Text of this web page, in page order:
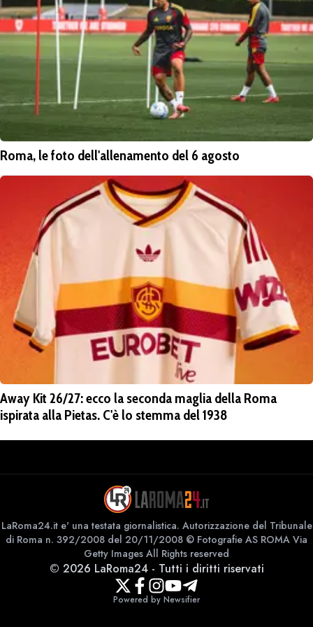
Roma, le foto dell'allenamento del 6 agosto
Away Kit 26/27: ecco la seconda maglia della Roma
ispirata alla Pietas. C'è lo stemma del 1938
LaRoma24.it e' una testata giornalistica. Autorizzazione del Tribunale
di Roma n. 392/2008 del 20/11/2008 © Fotografie AS ROMA Via
Getty Images All Rights reserved
© 2026 LaRoma24- Tutti i diritti riservati
Powered by Newsifier